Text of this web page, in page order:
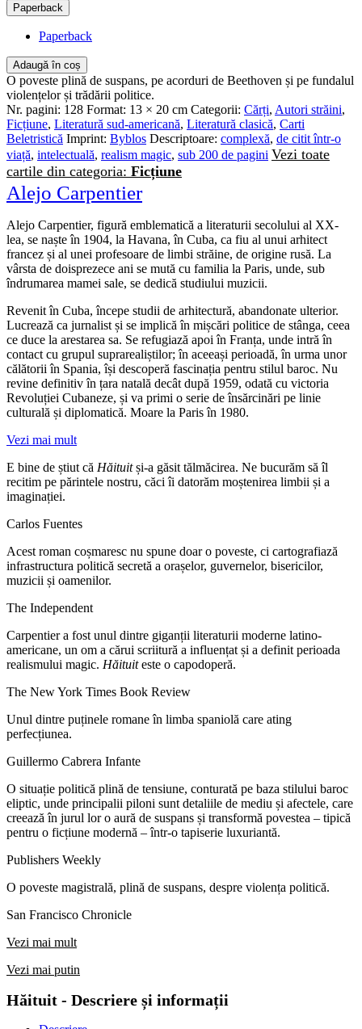
Paperback
Paperback
Adaugă în coș
O poveste plină de suspans, pe acorduri de Beethoven și pe fundalul
violențelor și trădării politice.
Nr. pagini: 128 Format: 13 × 20 cm Categorii: Cărți, Autori străini,
Ficțiune, Literatură sud-americană, Literatură clasică, Carti
Beletristică Imprint: Byblos Descriptoare: complexă, de citit într-o
viață, intelectuală, realism magic, sub 200 de pagini Vezi toate
cartile din categoria: Ficțiune
Alejo Carpentier
Alejo Carpentier, figură emblematică a literaturii secolului al XX-
lea, se naște în 1904, la Havana, în Cuba, ca fiu al unui arhitect
francez și al unei profesoare de limbi străine, de origine rusă. La
vârsta de doisprezece ani se mută cu familia la Paris, unde, sub
îndrumarea mamei sale, se dedică studiului muzicii.
Revenit în Cuba, începe studii de arhitectură, abandonate ulterior.
Lucrează ca jurnalist și se implică în mișcări politice de stânga, ceea
ce duce la arestarea sa. Se refugiază apoi în Franța, unde intră în
contact cu grupul suprarealiștilor; în aceeași perioadă, în urma unor
călătorii în Spania, își descoperă fascinația pentru stilul baroc. Nu
revine definitiv în țara natală decât după 1959, odată cu victoria
Revoluției Cubaneze, și va primi o serie de însărcinări pe linie
culturală și diplomatică. Moare la Paris în 1980.
Vezi mai mult
E bine de știut că Hăituitși-a găsit tălmăcirea. Ne bucurăm să îl
recitim pe părintele nostru, căci îi datorăm moștenirea limbii și a
imaginației.
Carlos Fuentes
Acest roman coșmaresc nu spune doar o poveste, ci cartografiază
infrastructura politică secretă a orașelor, guvernelor, bisericilor,
muzicii și oamenilor.
The Independent
Carpentier a fost unul dintre giganții literaturii moderne latino-
americane, un om a cărui scriitură a influențat și a definit perioada
realismului magic. Hăituiteste o capodoperă.
The New York Times Book Review
Unul dintre puținele romane în limba spaniolă care ating
perfecțiunea.
Guillermo Cabrera Infante
O situație politică plină de tensiune, conturată pe baza stilului baroc
eliptic, unde principalii piloni sunt detaliile de mediu și afectele, care
creează în jurul lor o aură de suspans și transformă povestea – tipică
pentru o ficțiune modernă – într-o tapiserie luxuriantă.
Publishers Weekly
O poveste magistrală, plină de suspans, despre violența politică.
San Francisco Chronicle
Vezi mai mult
Vezi mai putin
Hăituit - Descriere și informații